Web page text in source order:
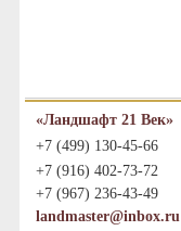
«Ландшафт 21 Век»
+7 (499) 130-45-66
+7 (916) 402-73-72
+7 (967) 236-43-49
landmaster@inbox.ru